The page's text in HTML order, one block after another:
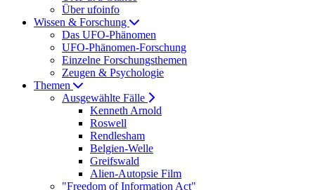
Über ufoinfo
Wissen & Forschung
Das UFO-Phänomen
UFO-Phänomen-Forschung
Einzelne Forschungsthemen
Zeugen & Psychologie
Themen
Ausgewählte Fälle
Kenneth Arnold
Roswell
Rendlesham
Belgien-Welle
Greifswald
Alien-Autopsie Film
"Freedom of Information Act"